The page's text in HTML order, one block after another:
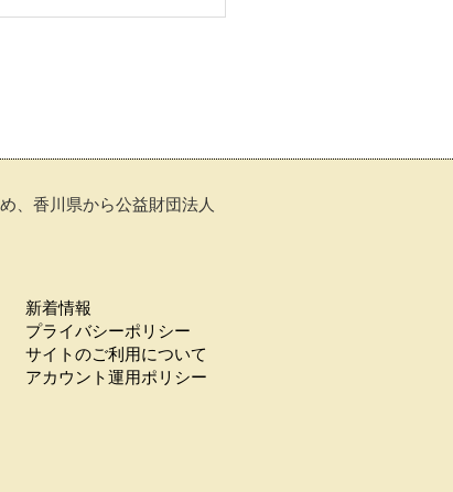
、香川県から公益財団法人
新着情報
プライバシーポリシー
サイトのご利用について
アカウント運用ポリシー